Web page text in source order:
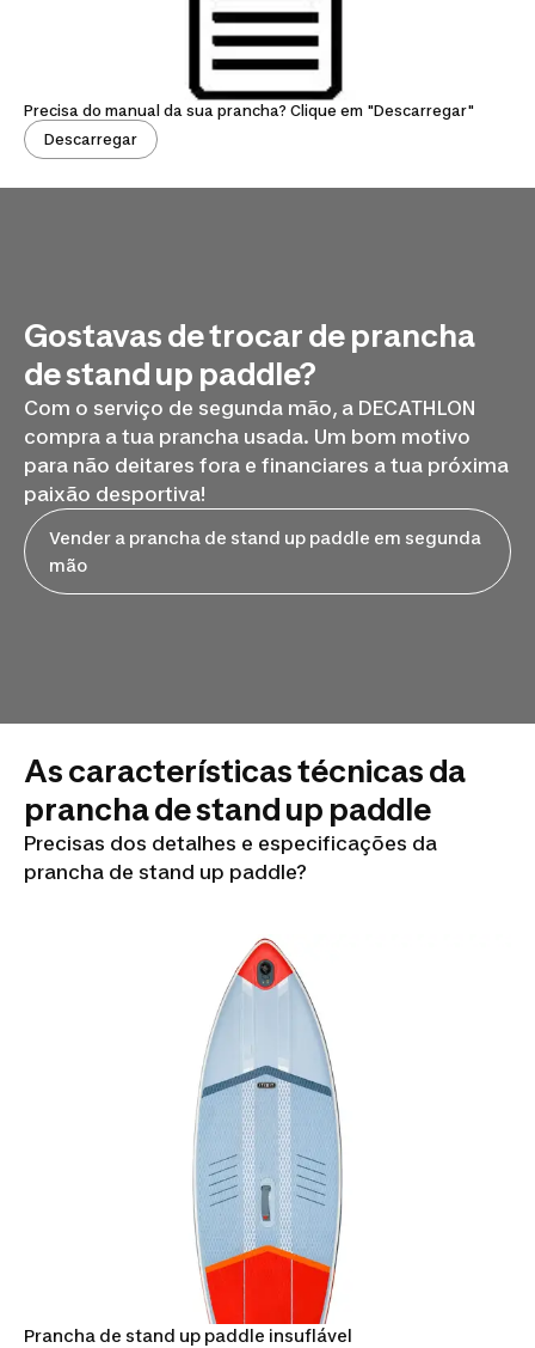
Precisa do manual da sua prancha? Clique em "Descarregar"
Descarregar
Gostavas de trocar de prancha
de stand up paddle?
Com o serviço de segunda mão, a DECATHLON
compra a tua prancha usada. Um bom motivo
para não deitares fora e financiares a tua próxima
paixão desportiva!
Vender a prancha de stand up paddle em segunda
mão
As características técnicas da
prancha de stand up paddle
Precisas dos detalhes e especificações da
prancha de stand up paddle?
Prancha de stand up paddle insuflável